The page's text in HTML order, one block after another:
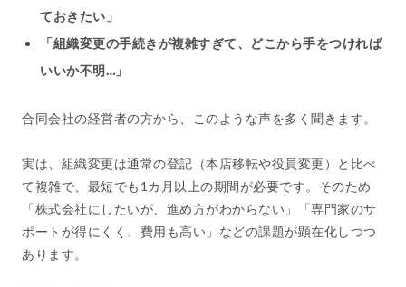
ておきたい」
「組織変更の手続きが複雑すぎて、どこから手をつければ
いいか不明…」
合同会社の経営者の方から、このような声を多く聞きます。
実は、組織変更は通常の登記（本店移転や役員変更）と比べ
て複雑で、最短でも1カ月以上の期間が必要です。そのため
「株式会社にしたいが、進め方がわからない」「専門家のサ
ポートが得にくく、費用も高い」などの課題が顕在化しつつ
あります。